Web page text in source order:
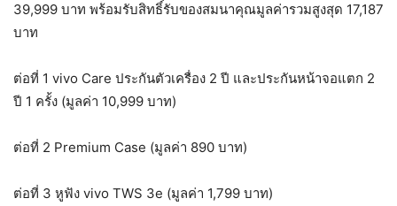
39,999 บาท พร้อมรับสิทธิ์รับของสมนาคุณมูลค่ารวมสูงสุด 17,187
บาท
ต่อที่ 1 vivo Care ประกันตัวเครื่อง 2 ปี และประกันหน้าจอแตก 2
ปี 1 ครั้ง (มูลค่า 10,999 บาท)
ต่อที่ 2 Premium Case (มูลค่า 890 บาท)
ต่อที่ 3 หูฟัง vivo TWS 3e (มูลค่า 1,799 บาท)